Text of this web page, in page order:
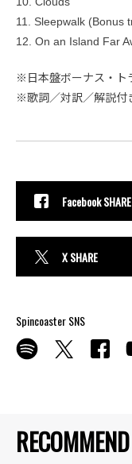
RECOMMEND
11. Sleepwalk (Bonus
12. On an Island Far
※日本盤ボーナス・ト
※歌詞／対訳／解説付
Facebook SHARE
X SHARE
Spincoaster SNS